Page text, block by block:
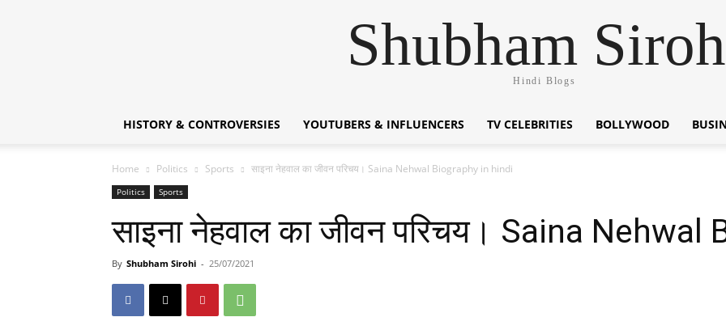
Shubham
Hindi Blogs
HISTORY & CONTROVERSIES YOUTUBERS & INFLUENCERS TV CELEBRITIES BOLLYWOOD
Home Politics Sports साइना नेहवाल का जीवन परिचय। Saina Nehwal Biography in hindi
Politics Sports
साइना नेहवाल का जीवन परिचय। Saina
By Shubham Sirohi - 25/07/2021